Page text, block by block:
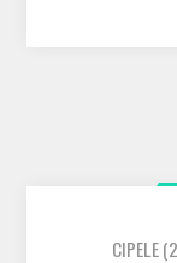
CIPELE